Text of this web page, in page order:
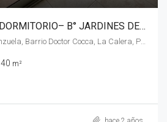
DEPARTAMENTO 1 DORMITORIO– B° JARDINES DE LA ESTANZUELA– LA CALERA
40 m²